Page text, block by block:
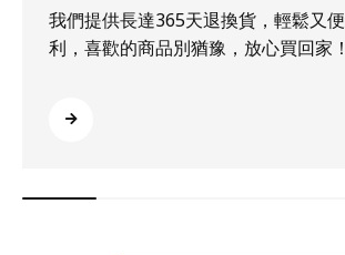
我們提供長達365天退換貨，輕鬆又便
利，喜歡的商品別猶豫，放心買回家！